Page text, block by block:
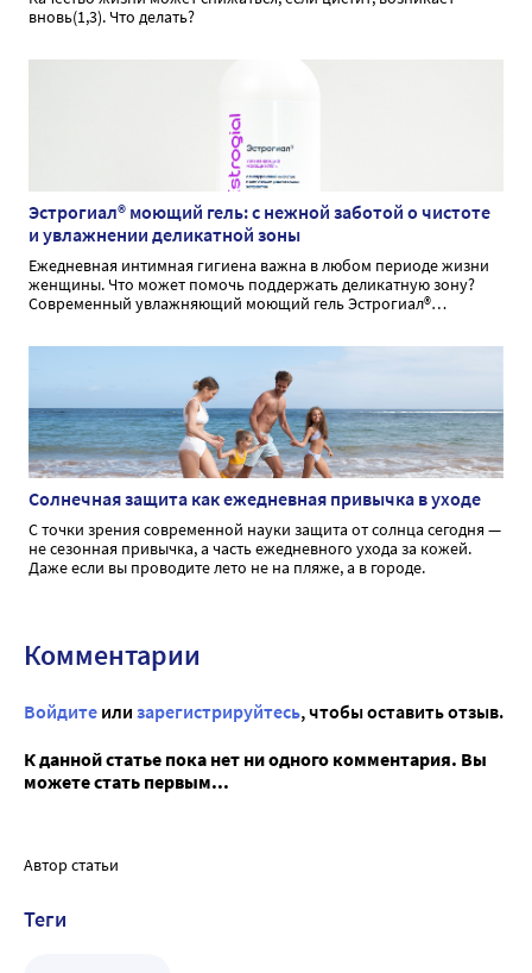
вновь(1,3). Что делать?
Эстрогиал® моющий гель: с нежной заботой о чистоте
и увлажнении деликатной зоны
Ежедневная интимная гигиена важна в любом периоде жизни
женщины. Что может помочь поддержать деликатную зону?
Современный увлажняющий моющий гель Эстрогиал®
интимной гигиене.
Солнечная защита как ежедневная привычка в уходе
С точки зрения современной науки защита от солнца сегодня —
не сезонная привычка, а часть ежедневного ухода за кожей.
Даже если вы проводите лето не на пляже, а в городе.
Комментарии
Войдите или зарегистрируйтесь, чтобы оставить отзыв.
К данной статье пока нет ни одного комментария. Вы
можете стать первым...
Автор статьи
Теги